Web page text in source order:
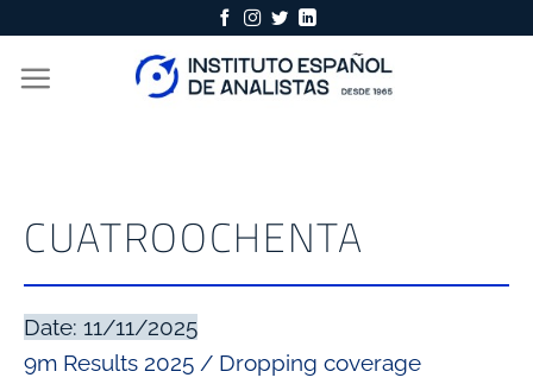
content
CUATROOCHENTA
Date: 11/11/2025
9m Results 2025 / Dropping coverage